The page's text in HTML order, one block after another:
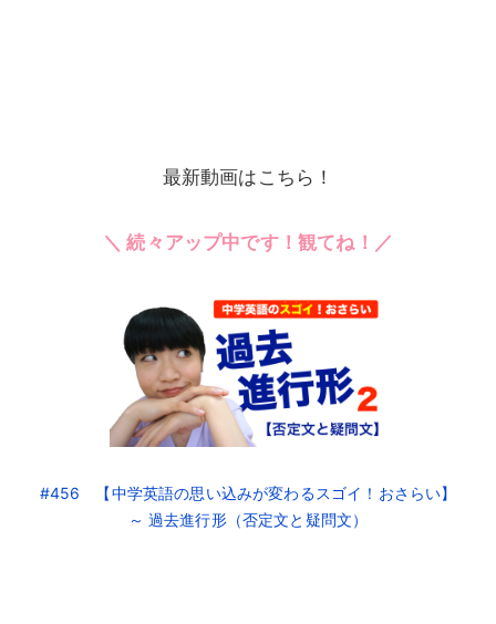
最新動画はこちら！
＼ 続々アップ中です！観てね！／
#456 【中学英語の思い込みが変わるスゴイ！おさらい】
～ 過去進行形（否定文と疑問文）